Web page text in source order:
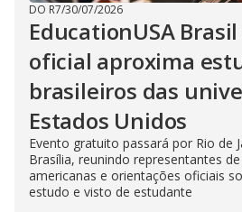
DO R7/30/07/2026
EducationUSA
oficial aproxima
brasileiros das
Estados Unidos
Evento gratuito passará por Rio de
Brasília, reunindo representantes
americanas e orientações oficiais
estudo e visto de estudante